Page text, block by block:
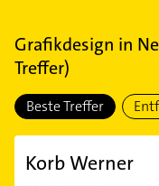
Grafikdesign in
Treffer)
Beste Treffer
Korb Werner